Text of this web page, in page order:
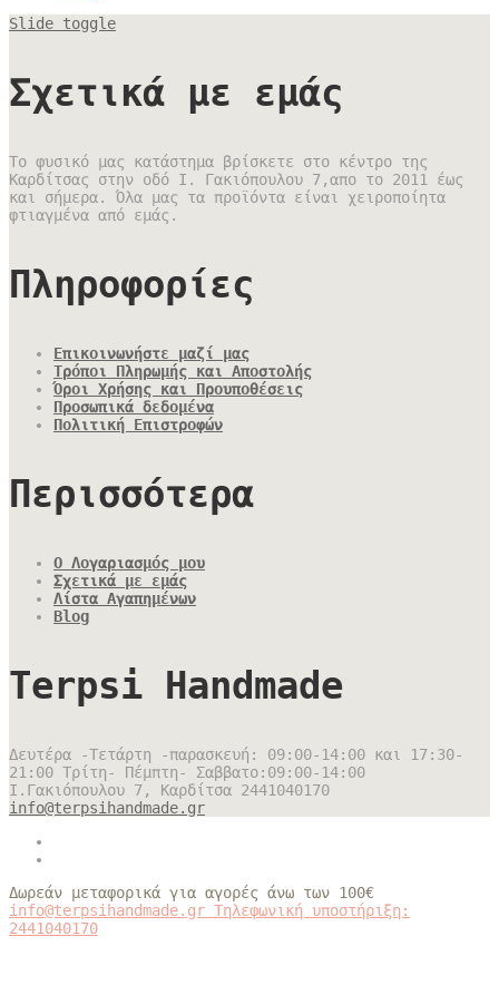
Slide toggle
Σχετικά με εμάς
Το φυσικό μας κατάστημα βρίσκετε στο κέντρο της
Καρδίτσας στην οδό Ι. Γακιόπουλου 7,απο το 2011 έως
και σήμερα. Όλα μας τα προϊόντα είναι χειροποίητα
φτιαγμένα από εμάς.
Πληροφορίες
Επικοινωνήστε μαζί μας
Τρόποι Πληρωμής και Αποστολής
Όροι Χρήσης και Προυποθέσεις
Προσωπικά δεδομένα
Πολιτική Επιστροφών
Περισσότερα
Ο Λογαριασμός μου
Σχετικά με εμάς
Λίστα Αγαπημένων
Blog
Terpsi Handmade
Δευτέρα -Τετάρτη -παρασκευή: 09:00-14:00 και 17:30-
21:00 Τρίτη- Πέμπτη- Σαββατο:09:00-14:00
Ι.Γακιόπουλου 7, Καρδίτσα 2441040170
info@terpsihandmade.gr
Δωρεάν μεταφορικά για αγορές άνω των 100€
info@terpsihandmade.gr Τηλεφωνική υποστήριξη:
2441040170